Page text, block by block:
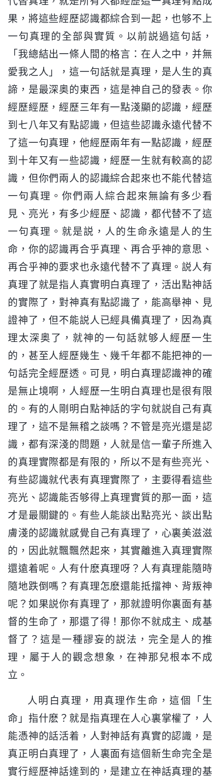
果，將這些經歷認識都綜合到一起，也够不上
一句真理的全部與實質。以前説過這句話，
「我總結出一條人間的格言：在人之中，并無
愛我之人」，這一句話就是真理，是人生的真
諦，是最深奥的東西，這是神自己的發表。你
經歷經歷，經歷三年有一點淺顯的認識，經歷
到七八年又有點認識，但這些認識永遠代替不
了這一句真理，他經歷兩年有一點認識，經歷
到十年又有一些認識，經歷一生就有較高的認
識，但你們兩人的認識綜合起來也不能代替這
一句真理。你們兩人綜合起來無論有多少看
見、亮光，有多少經歷、認識，都代替不了這
一句真理。就是説，人的生命永遠是人的生
命，你的認識再合乎真理、再合乎神的意思、
再合乎神的要求也永遠代替不了真理。説人有
真理了就是指人真實明白真理了，活出點神話
的實際了，對神真有點認識了，能高舉神、見
證神了，但不能説人已經具備真理了，因為真
理太深奥了，就神的一句話就够人經歷一生
的，甚至人經歷幾生、幾千年都不能把神的一
句話完全經歷透。可見，明白真理認識神的確
是無止境啊，人經歷一生明白真理也是很有限
的。有的人剛明白點神話的字句就説自己有真
理了，這不是無稽之談嗎？不管是亮光還是認
識，都有深淺的問題，人就是信一輩子所進入
的真理實際都是有限的，所以不是有些亮光、
有些認識就代表有真理實際了，主要得看這些
亮光、認識能否够得上真理實質的那一面，這
才是最關鍵的。有些人能談出點亮光、談出點
膚淺的認識就感覺自己有真理了，心裏美滋滋
的，因此就飄飄然起來，其實離進入真理實際
還遠着呢。人有什麽真理呀？人有真理能隨時
隨地跌倒嗎？有真理怎麽還能抵擋神、背叛神
呢？如果説你有真理了，那就證明你裏面有基
督的生命了，那還了得！那你不就成主、成基
督了？這是一種謬妄的説法，完全是人的推
理，屬于人的觀念想象，在神那兒根本不成
立。
人明白真理，用真理作生命，這個「生
命」指什麽？就是指真理在人心裏掌權了，人
能憑神的話活着，人對神話有真實的認識，是
真正明白真理了，人裏面有這個新生命完全是
實行經歷神話達到的，是建立在神話真理的基